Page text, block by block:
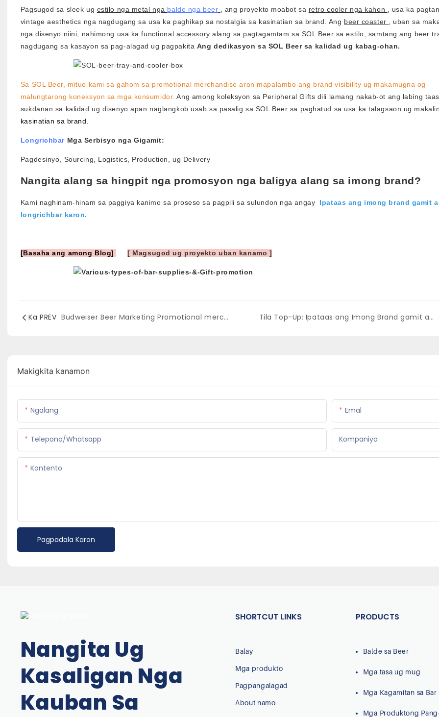
Pagsugod sa sleek ug estilo nga metal nga balde nga beer , ang proyekto moabot sa retro cooler nga kahon
, usa ka
vintage aesthetics nga nagdugang sa usa ka paghikap sa nostalgia sa kasinatian sa brand. Ang beer coaster
, uban sa
nga disenyo niini, nahimong usa ka functional accessory alang sa pagtagamtam sa SOL Beer sa estilo, samtang ang beer
nagdugang sa kasayon ​​sa pag-alagad ug pagpakita Ang dedikasyon sa SOL Beer sa kalidad ug kabag-ohan.
Sa SOL Beer, mituo kami sa gahom sa promotional merchandise aron mapalambo ang brand visibility ug makamugna og
malungtarong koneksyon sa mga konsumidor.Ang among koleksyon sa Peripheral Gifts dili lamang nakab-ot ang labing
sukdanan sa kalidad ug disenyo apan naglangkob usab sa pasalig sa SOL Beer sa paghatud sa usa ka talagsaon ug
kasinatian sa brand.
Longrichbar Mga Serbisyo nga Gigamit:
Pagdesinyo, Sourcing, Logistics, Production, ug Delivery
Nangita alang sa hingpit nga promosyon nga baligya alang sa imong brand?
Kami naghinam-hinam sa paggiya kanimo sa proseso sa pagpili sa sulundon nga angay
Ipataas ang imong brand gamit
longrichbar karon.
[Basaha ang among Blog] [ Magsugod ug proyekto uban kanamo ]
Ka PREV Budweiser Beer Marketing Promotional merchandise - Mga suplay sa bar ug restawran Tila Top-Up: Ipataas ang Imong Brand gamit ang Customized POSM Corporate Gifts ug Premium Items
Makigkita kanamon
Ngalang Emal
Telepono/whatsapp Kompaniya
Kontento
Pagpadala Karon
Nangita Ug
Kasaligan Nga
Kauban Sa
SHORTCUT LINKS
Balay
Mga produkto
Pagpangalagad
About namo
PRODUCTS
Balde sa Beer
Mga tasa ug mug
Mga Kagamitan sa Bar
Mga Produktong